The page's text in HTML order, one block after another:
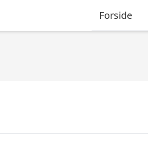
Forside